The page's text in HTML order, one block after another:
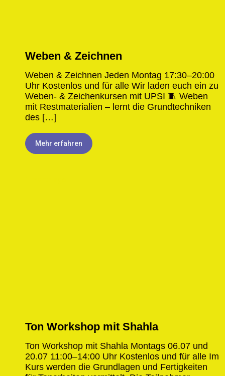
Weben & Zeichnen
Weben & Zeichnen Jeden Montag 17:30–20:00
Uhr Kostenlos und für alle​ Wir laden euch ein zu
Weben- & Zeichenkursen mit UPSI 🧵 Weben
mit Restmaterialien – lernt die Grundtechniken
des […]
Mehr erfahren
Ton Workshop mit Shahla
Ton Workshop mit Shahla Montags 06.07 und
20.07 11:00–14:00 Uhr Kostenlos und für alle​ Im
Kurs werden die Grundlagen und Fertigkeiten